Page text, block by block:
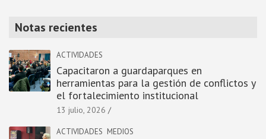
Notas recientes
ACTIVIDADES
Capacitaron a guardaparques en
herramientas para la gestión de conflictos y
el fortalecimiento institucional
13 julio, 2026
ACTIVIDADES MEDIOS